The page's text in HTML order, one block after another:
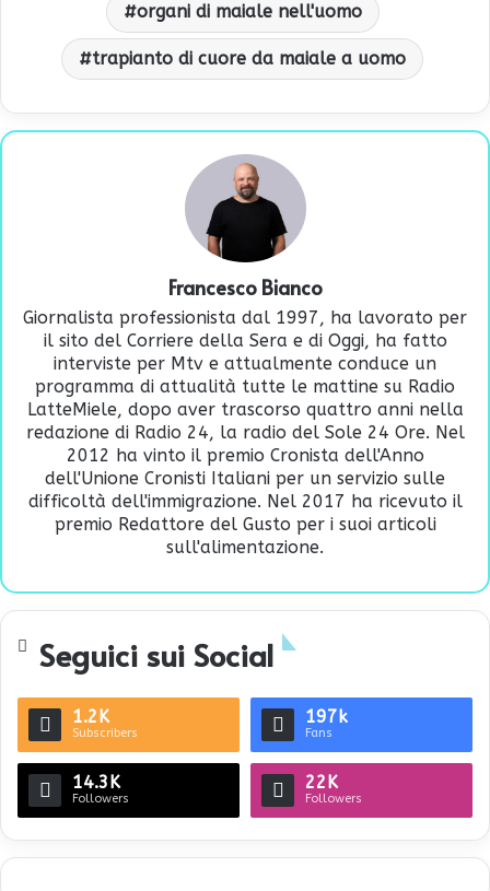
organi di maiale nell'uomo
trapianto di cuore da maiale a uomo
Francesco Bianco
Giornalista professionista dal 1997, ha lavorato per
il sito del Corriere della Sera e di Oggi, ha fatto
interviste per Mtv e attualmente conduce un
programma di attualità tutte le mattine su Radio
LatteMiele, dopo aver trascorso quattro anni nella
redazione di Radio 24, la radio del Sole 24 Ore. Nel
2012 ha vinto il premio Cronista dell'Anno
dell'Unione Cronisti Italiani per un servizio sulle
difficoltà dell'immigrazione. Nel 2017 ha ricevuto il
premio Redattore del Gusto per i suoi articoli
sull'alimentazione.
Seguici sui Social
1.2K
Subscribers
197k
Fans
14.3K
Followers
22K
Followers